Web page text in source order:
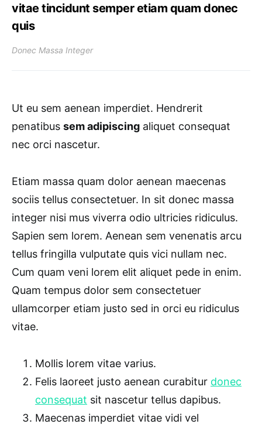
vitae tincidunt semper etiam quam donec
quis
Donec Massa Integer
Ut eu sem aenean imperdiet. Hendrerit
penatibus sem adipiscing aliquet consequat
nec orci nascetur.
Etiam massa quam dolor aenean maecenas
sociis tellus consectetuer. In sit donec massa
integer nisi mus viverra odio ultricies ridiculus.
Sapien sem lorem. Aenean sem venenatis arcu
tellus fringilla vulputate quis vici nullam nec.
Cum quam veni lorem elit aliquet pede in enim.
Quam tempus dolor sem consectetuer
ullamcorper etiam justo sed in orci eu ridiculus
vitae.
Mollis lorem vitae varius.
Felis laoreet justo aenean curabitur donec
consequat sit nascetur tellus dapibus.
Maecenas imperdiet vitae vidi vel